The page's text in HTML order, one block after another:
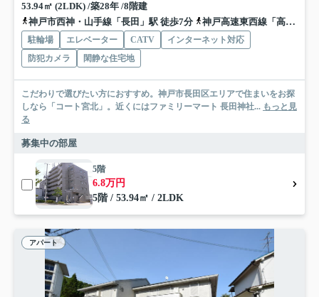
53.94㎡ (2LDK) /築28年 /8階建
神戸市西神・山手線「長田」駅 徒歩7分
神戸高速東西線「高速長田」駅 徒歩9分
駐輪場 エレベーター CATV
インターネット対応
防犯カメラ
閑静な住宅地
こだわりで選びたい方におすすめ。神戸市長田区エリアで住まいをお探
しなら「コート宮北」。近くにはファミリーマート 長田神社... もっと見
る
募集中の部屋
5階
6.8万円
5階 / 53.94㎡ / 2LDK
アパート